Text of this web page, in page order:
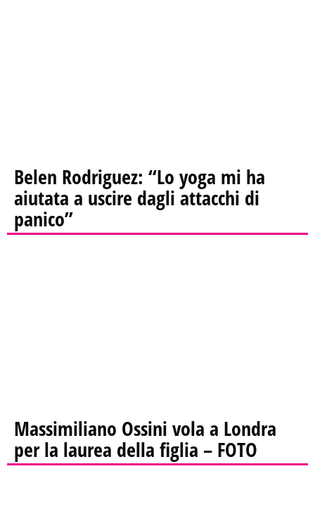
Belen Rodriguez: “Lo yoga mi ha
aiutata a uscire dagli attacchi di
panico”
Massimiliano Ossini vola a Londra
per la laurea della figlia – FOTO